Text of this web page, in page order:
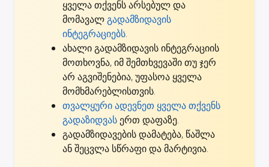
ყველა თქვენს არსებულ და
მომავალგადამზიდავის
ინტეგრაციებს.
ახალი გადამზიდავის ინტეგრაციის
მოთხოვნა, იმ შემთხვევაში თუ ჯერ
არ აგვიშენებია,უფასოა ყველა
მომხმარებლისთვის.
თვალყური ადევნეთ ყველა თქვენს
გადაზიდვას ერთ დაფაზე.
გადამზიდავების დამატება, წაშლა
ან შეცვლა სწრაფი და მარტივია.